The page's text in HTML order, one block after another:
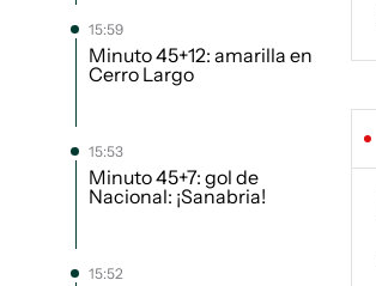
15:59
Minuto 45+12: amarilla en
Cerro Largo
15:53
Minuto 45+7: gol de
Nacional: ¡Sanabria!
15:52